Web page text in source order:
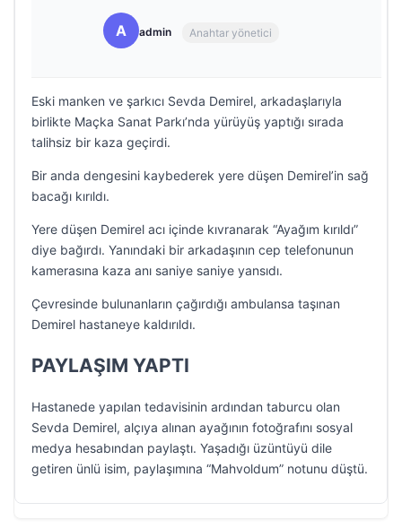
A admin Anahtar yönetici
Eski manken ve şarkıcı Sevda Demirel, arkadaşlarıyla
birlikte Maçka Sanat Parkı’nda yürüyüş yaptığı sırada
talihsiz bir kaza geçirdi.
Bir anda dengesini kaybederek yere düşen Demirel’in sağ
bacağı kırıldı.
Yere düşen Demirel acı içinde kıvranarak “Ayağım kırıldı”
diye bağırdı. Yanındaki bir arkadaşının cep telefonunun
kamerasına kaza anı saniye saniye yansıdı.
Çevresinde bulunanların çağırdığı ambulansa taşınan
Demirel hastaneye kaldırıldı.
PAYLAŞIM YAPTI
Hastanede yapılan tedavisinin ardından taburcu olan
Sevda Demirel, alçıya alınan ayağının fotoğrafını sosyal
medya hesabından paylaştı. Yaşadığı üzüntüyü dile
getiren ünlü isim, paylaşımına “Mahvoldum” notunu düştü.